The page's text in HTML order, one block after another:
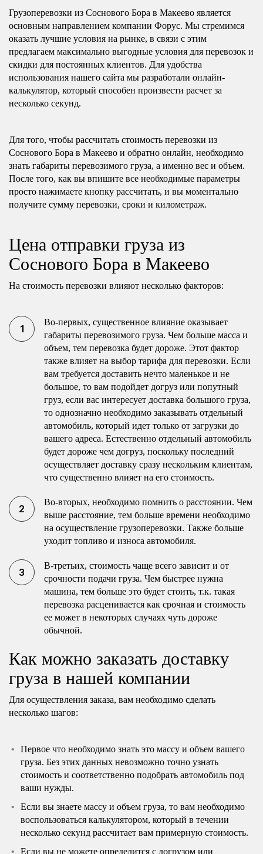
Грузоперевозки из Соснового Бора в Макеево является
основным направлением компании Форус. Мы стремимся
оказать лучшие условия на рынке, в связи с этим
предлагаем максимально выгодные условия для перевозок и
скидки для постоянных клиентов. Для удобства
использования нашего сайта мы разработали онлайн-
калькулятор, который способен произвести расчет за
несколько секунд.
Для того, чтобы рассчитать стоимость перевозки из
Соснового Бора в Макеево и обратно онлайн, необходимо
знать габариты перевозимого груза, а именно вес и объем.
После того, как вы впишите все необходимые параметры
просто нажимаете кнопку рассчитать, и вы моментально
получите сумму перевозки, сроки и километраж.
Цена отправки груза из
Соснового Бора в Макеево
На стоимость перевозки влияют несколько факторов:
Во-первых, существенное влияние оказывает
габариты перевозимого груза. Чем больше масса и
объем, тем перевозка будет дороже. Этот фактор
также влияет на выбор тарифа для перевозки. Если
вам требуется доставить нечто маленькое и не
большое, то вам подойдет догруз или попутный
груз, если вас интересует доставка большого груза,
то однозначно необходимо заказывать отдельный
автомобиль, который идет только от загрузки до
вашего адреса. Естественно отдельный автомобиль
будет дороже чем догруз, поскольку последний
осуществляет доставку сразу нескольким клиентам,
что существенно влияет на его стоимость.
Во-вторых, необходимо помнить о расстоянии. Чем
выше расстояние, тем больше времени необходимо
на осуществление грузоперевозки. Также больше
уходит топливо и износа автомобиля.
В-третьих, стоимость чаще всего зависит и от
срочности подачи груза. Чем быстрее нужна
машина, тем больше это будет стоить, т.к. такая
перевозка расценивается как срочная и стоимость
ее может в некоторых случаях чуть дороже
обычной.
Как можно заказать доставку
груза в нашей компании
Для осуществления заказа, вам необходимо сделать
несколько шагов:
Первое что необходимо знать это массу и объем вашего
груза. Без этих данных невозможно точно узнать
стоимость и соответственно подобрать автомобиль под
ваши нужды.
Если вы знаете массу и объем груза, то вам необходимо
воспользоваться калькулятором, который в течении
несколько секунд рассчитает вам примерную стоимость.
Если вы не можете определится с догрузом или